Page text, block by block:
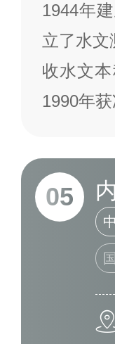
1944年
立了水文
收水文
1990年
05